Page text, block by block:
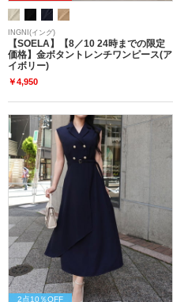
INGNI(イング)
【SOELA】【8／10 24時までの限定
価格】金ボタントレンチワンピース(ア
イボリー)
￥4,950
2点10％OFF